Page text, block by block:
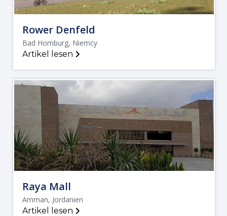
Rower Denfeld
Bad Homburg, Niemcy
Artikel lesen
Raya Mall
Amman, Jordanien
Artikel lesen